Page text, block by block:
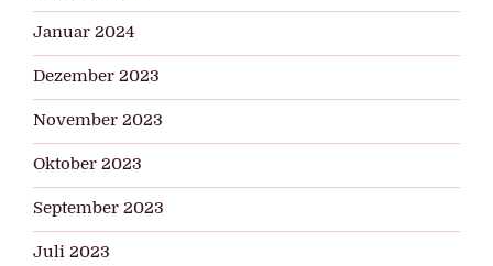
Januar 2024
Dezember 2023
November 2023
Oktober 2023
September 2023
Juli 2023